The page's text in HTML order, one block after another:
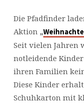
IM
Die Pfadfinder
Aktion „
Seit vielen Jahren
notleidende
ihren Familien
Diese Kinder
Schuhkarton mit